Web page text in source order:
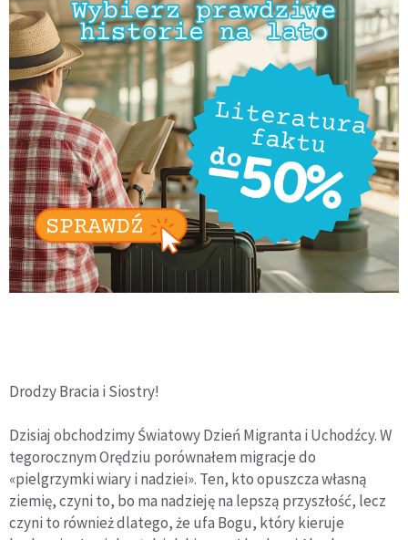
Drodzy Bracia i Siostry!
Dzisiaj obchodzimy Światowy Dzień Migranta i Uchodźcy. W
tegorocznym Orędziu porównałem migracje do
«pielgrzymki wiary i nadziei». Ten, kto opuszcza własną
ziemię, czyni to, bo ma nadzieję na lepszą przyszłość, lecz
czyni to również dlatego, że ufa Bogu, który kieruje